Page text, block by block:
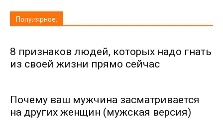
Популярное:
8 признаков людей, которых надо гнать
из своей жизни прямо сейчас
Почему ваш мужчина засматривается
на других женщин (мужская версия)